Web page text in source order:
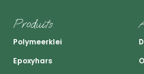
Produits
Polymeerklei
Epoxyhars